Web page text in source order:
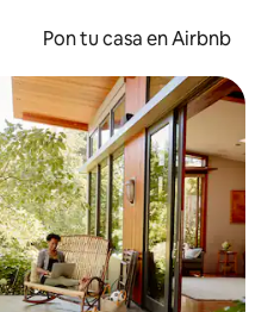
Pon tu casa en Airbnb